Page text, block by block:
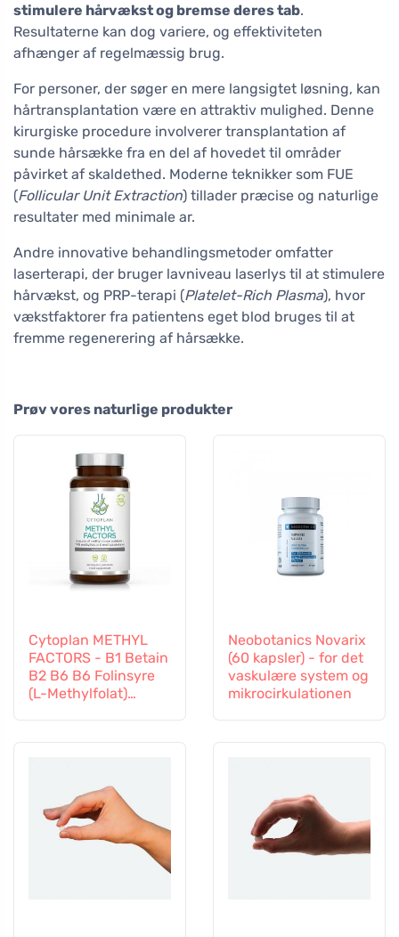
stimulere hårvækst og bremse deres tab.
Resultaterne kan dog variere, og effektiviteten
afhænger af regelmæssig brug.
For personer, der søger en mere langsigtet løsning, kan
hårtransplantation være en attraktiv mulighed. Denne
kirurgiske procedure involverer transplantation af
sunde hårsække fra en del af hovedet til områder
påvirket af skaldethed. Moderne teknikker som FUE
(Follicular Unit Extraction) tillader præcise og naturlige
resultater med minimale ar.
Andre innovative behandlingsmetoder omfatter
laserterapi, der bruger lavniveau laserlys til at stimulere
hårvækst, og PRP-terapi (Platelet-Rich Plasma), hvor
vækstfaktorer fra patientens eget blod bruges til at
fremme regenerering af hårsække.
Prøv vores naturlige produkter
Cytoplan METHYL
FACTORS - B1 Betain
B2 B6 B6 Folinsyre
(L-Methylfolat)
Neobotanics Novarix
(60 kapsler) - for det
vaskulære system og
mikrocirkulationen